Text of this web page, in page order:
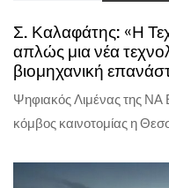
Σ. Καλαφάτης: «Η
απλώς μια νέα
βιομηχανική
Ψηφιακός Λιμένας της ΝΑ
κόμβος καινοτομίας η